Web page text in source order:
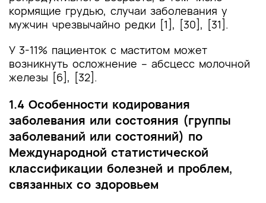
кормящие грудью, случаи заболевания у
мужчин чрезвычайно редки [1], [30], [31].
У 3-11% пациенток с маститом может
возникнуть осложнение – абсцесс молочной
железы [6], [32].
1.4 Особенности кодирования
заболевания или состояния (группы
заболеваний или состояний) по
Международной статистической
классификации болезней и проблем,
связанных со здоровьем